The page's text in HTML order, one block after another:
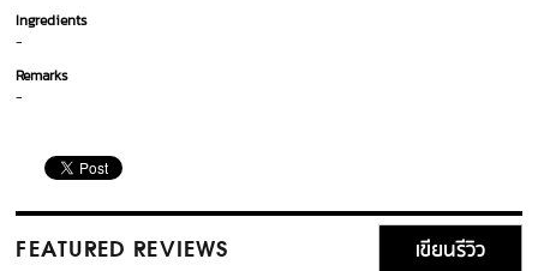
Ingredients
-
Remarks
-
FEATURED REVIEWS เขียนรีวิว